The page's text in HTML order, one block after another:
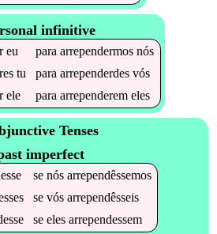
infinitive
eu paraarrependermos nós
tu paraarrependerdes vós
ele paraarrependerem eles
Tenses
imperfect
se nós arrependêssemos
se vós arrependêsseis
se eles arrependessem